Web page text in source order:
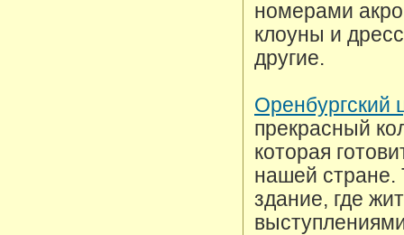
номерами
клоуны и
другие.
Оренбургский
прекрасный
которая
нашей стране.
здание, где